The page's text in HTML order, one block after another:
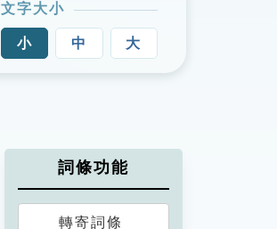
文字大小
小 中 大
詞條功能
轉寄詞條